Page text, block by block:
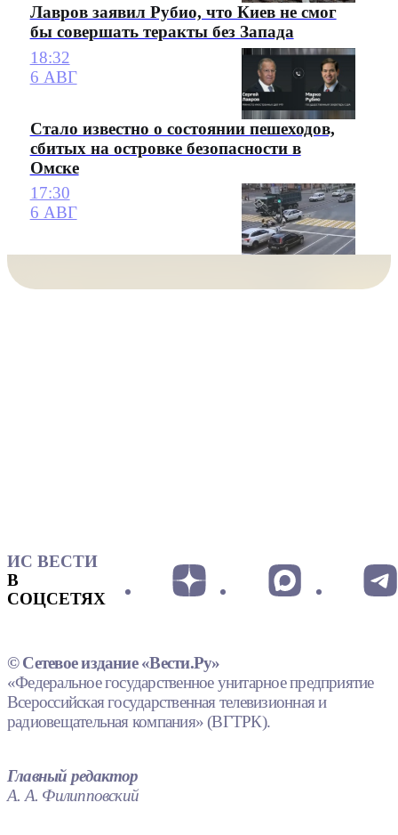
Лавров заявил Рубио, что Киев не смог
бы совершать теракты без Запада
18:32
6 АВГ
Стало известно о состоянии пешеходов,
сбитых на островке безопасности в
Омске
17:30
6 АВГ
ИС ВЕСТИ
В
СОЦСЕТЯХ
© Сетевое издание «Вести.Ру»
«Федеральное государственное унитарное предприятие
Всероссийская государственная телевизионная и
радиовещательная компания» (ВГТРК).
Главный редактор
А. А. Филипповский